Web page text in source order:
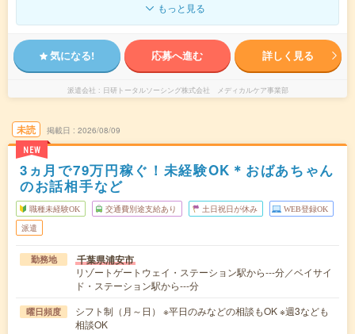
もっと見る
気になる! 応募へ進む 詳しく見る
派遣会社 日研トータルソーシング株式会社 メディカルケア事業部
未読
NEW
掲載日 2026/08/09
3ヵ月で79万円稼ぐ！未経験OK＊おばあちゃん
のお話相手など
職種未経験OK 交通費別途支給あり 土日祝日が休み WEB登録OK
派遣
勤務地 千葉県浦安市
リゾートゲートウェイ・ステーション駅から---分／ベイサイ
ド・ステーション駅から---分
曜日頻度
シフト制（月～日） ※平日のみなどの相談もOK ※週3なども
相談OK